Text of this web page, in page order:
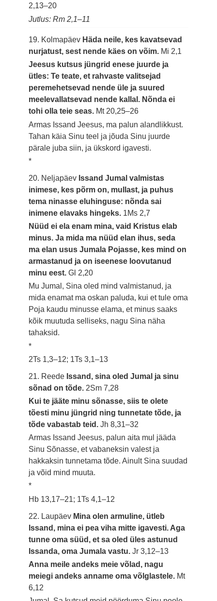
2,13–20
Jutlus: Rm 2,1–11
19. Kolmapäev Häda neile, kes kavatsevad
nurjatust, sest nende käes on võim. Mi 2,1
Jeesus kutsus jüngrid enese juurde ja
ütles: Te teate, et rahvaste valitsejad
peremehetsevad nende üle ja suured
meelevallatsevad nende kallal. Nõnda ei
tohi olla teie seas. Mt 20,25–26
Armas Issand Jeesus, ma palun alandlikkust.
Tahan käia Sinu teel ja jõuda Sinu juurde
pärale juba siin, ja ükskord igavesti.
*
20. Neljapäev Issand Jumal valmistas
inimese, kes põrm on, mullast, ja puhus
tema ninasse eluhinguse: nõnda sai
inimene elavaks hingeks. 1Ms 2,7
Nüüd ei ela enam mina, vaid Kristus elab
minus. Ja mida ma nüüd elan ihus, seda
ma elan usus Jumala Pojasse, kes mind on
armastanud ja on iseenese loovutanud
minu eest.Gl 2,20
Mu Jumal, Sina oled mind valmistanud, ja
mida enamat ma oskan paluda, kui et tule oma
Poja kaudu minusse elama, et minus saaks
kõik muutuda selliseks, nagu Sina näha
tahaksid.
*
2Ts 1,3–12; 1Ts 3,1–13
21. Reede Issand, sina oled Jumal ja sinu
sõnad on tõde. 2Sm 7,28
Kui te jääte minu sõnasse, siis te olete
tõesti minu jüngrid ning tunnetate tõde, ja
tõde vabastab teid.Jh 8,31–32
Armas Issand Jeesus, palun aita mul jääda
Sinu Sõnasse, et vabaneksin valest ja
hakkaksin tunnetama tõde. Ainult Sina suudad
ja võid mind muuta.
*
Hb 13,17–21; 1Ts 4,1–12
22. Laupäev Mina olen armuline, ütleb
Issand, mina ei pea viha mitte igavesti. Aga
tunne oma süüd, et sa oled üles astunud
Issanda, oma Jumala vastu.Jr 3,12–13
Anna meile andeks meie võlad, nagu
meiegi andeks anname oma võlglastele. Mt
6,12